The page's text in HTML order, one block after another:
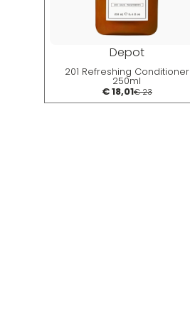
Depot
201 Refreshing Conditioner
250ml
€ 18,01€ 23